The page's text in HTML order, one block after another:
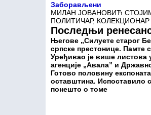
Заборављени
МИЛАН ЈОВАНОВИЋ
ПОЛИТИЧАР, КОЛЕКЦИОНАР
Последњи
Његове „Силуете старог
српске престонице.
Уређивао је више листова
агенције „Авала” и
Готово половину
оставштина. Испоставило
понешто о томе